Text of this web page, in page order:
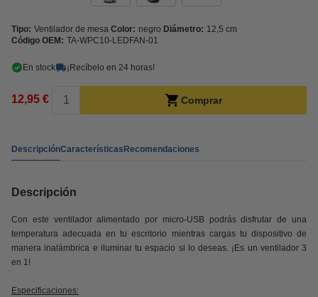
Tipo: Ventilador de mesa Color: negro Diámetro: 12,5 cm
Código OEM: TA-WPC10-LEDFAN-01
En stock ¡Recíbelo en 24 horas!
12,95 € Comprar
DescripciónCaracterísticasRecomendaciones
Descripción
Con este ventilador alimentado por micro-USB podrás disfrutar de una
temperatura adecuada en tu escritorio mientras cargas tu dispositivo de
manera inalámbrica e iluminar tu espacio si lo deseas. ¡Es un ventilador 3
en 1!
Especificaciones: